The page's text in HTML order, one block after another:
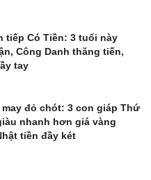
tiếp Có Tiền: 3 tuổi này
Công Danh thăng tiến,
tay
đỏ chót: 3 con giáp Thứ
nhanh hơn giá vàng
tiền đầy két